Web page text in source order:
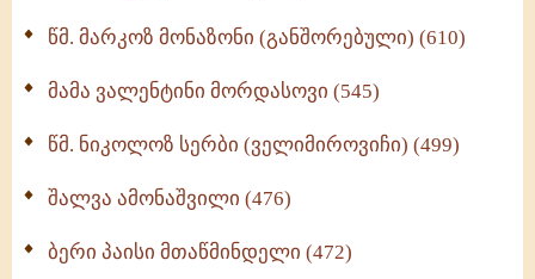
წმ. მარკოზ მონაზონი (განშორებული) (610)
მამა ვალენტინი მორდასოვი (545)
წმ. ნიკოლოზ სერბი (ველიმიროვიჩი) (499)
შალვა ამონაშვილი (476)
ბერი პაისი მთაწმინდელი (472)